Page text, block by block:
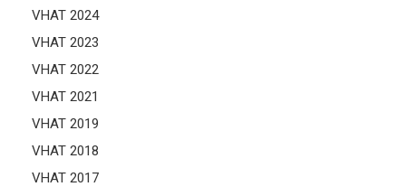
VHAT 2024
VHAT 2023
VHAT 2022
VHAT 2021
VHAT 2019
VHAT 2018
VHAT 2017